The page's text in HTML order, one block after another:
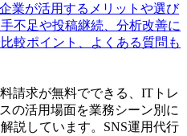
業が活用するメリットや選び
不足や投稿継続、分析改善に
較ポイント、よくある質問も
請求が無料でできる、ITトレ
の活用場面を業務シーン別に
説しています。 SNS運用代行